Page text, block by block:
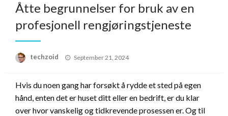
Åtte begrunnelser for bruk av en
profesjonell rengjøringstjeneste
techzoid
Posted
September 21, 2024
Hvis du noen gang har forsøkt å rydde et sted på egen
hånd, enten det er huset ditt eller en bedrift, er du klar
over hvor vanskelig og tidkrevende prosessen er. Og til